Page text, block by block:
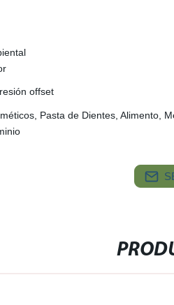
offset
Pasta de Dientes, Alimento,